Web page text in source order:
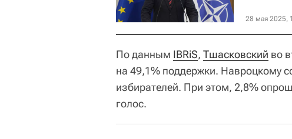
28 мая 2025,
По данным IBRiS, Тшасковский во
на 49,1% поддержки. Навроцкому
избирателей. При этом, 2,8%
голос.